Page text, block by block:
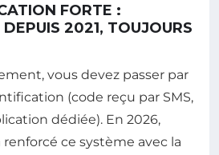
FORTE :
2021, TOUJOURS
vous devez passer par
(code reçu par SMS,
dédiée). En 2026,
ce système avec la